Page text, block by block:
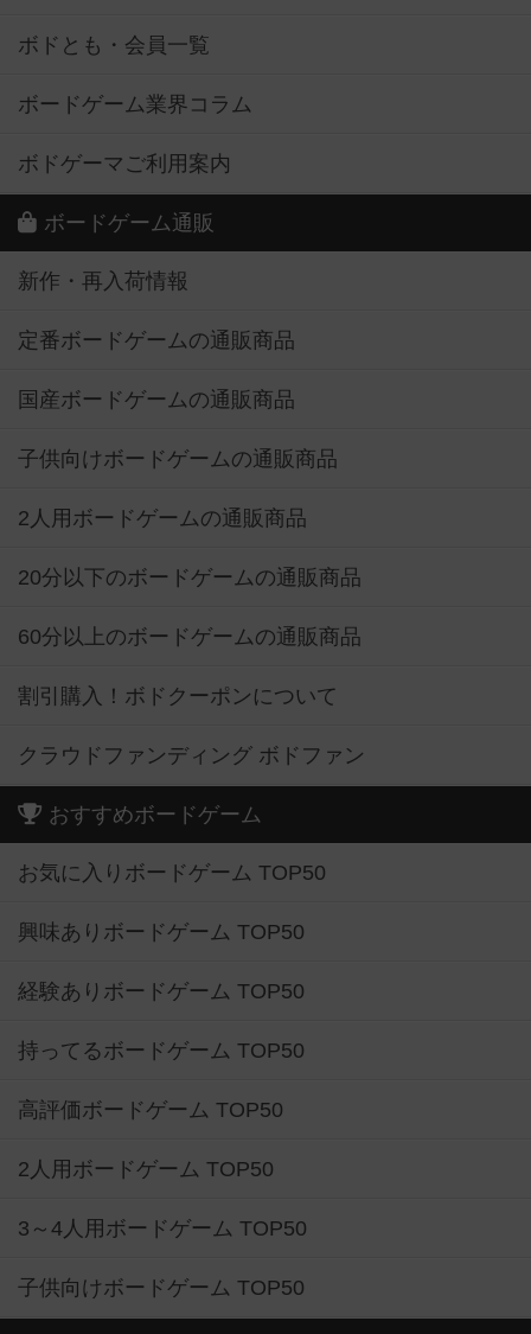
ボドとも・会員一覧
ボードゲーム業界コラム
ボドゲーマご利用案内
ボードゲーム通販
新作・再入荷情報
定番ボードゲームの通販商品
国産ボードゲームの通販商品
子供向けボードゲームの通販商品
2人用ボードゲームの通販商品
20分以下のボードゲームの通販商品
60分以上のボードゲームの通販商品
割引購入！ボドクーポンについて
クラウドファンディング ボドファン
おすすめボードゲーム
お気に入りボードゲーム TOP50
興味ありボードゲーム TOP50
経験ありボードゲーム TOP50
持ってるボードゲーム TOP50
高評価ボードゲーム TOP50
2人用ボードゲーム TOP50
3～4人用ボードゲーム TOP50
子供向けボードゲーム TOP50